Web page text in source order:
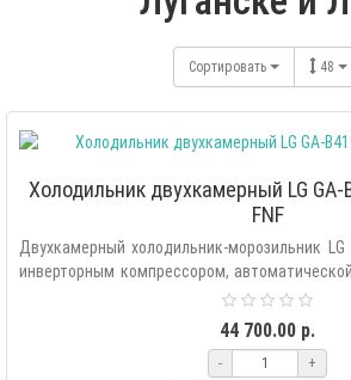
Сортировать 48
Холодильник двухкамерный LG
FNF
Двухкамерный холодильник-морозильник LG
инверторным компрессором,
44 700.00 р.
- +